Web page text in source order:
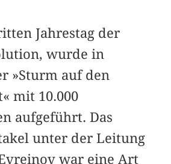
Jahrestag der
wurde in
»Sturm auf den
mit 10.000
aufgeführt. Das
unter der Leitung
war eine Art